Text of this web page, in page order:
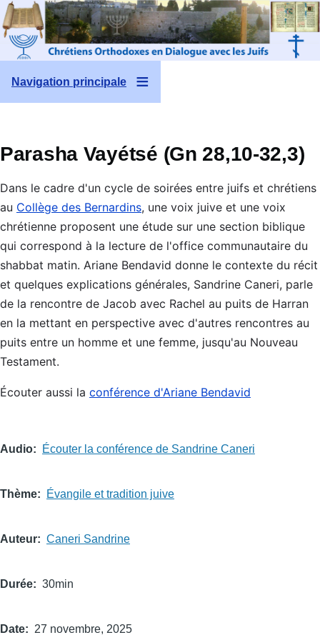
Aller au contenu principal
Navigation principale
Parasha Vayétsé (Gn 28,10-32,3)
Dans le cadre d'un cycle de soirées entre juifs et chrétiens
au Collège des Bernardins, une voix juive et une voix
chrétienne proposent une étude sur une section biblique
qui correspond à la lecture de l'office communautaire du
shabbat matin. Ariane Bendavid donne le contexte du récit
et quelques explications générales, Sandrine Caneri, parle
de la rencontre de Jacob avec Rachel au puits de Harran
en la mettant en perspective avec d'autres rencontres au
puits entre un homme et une femme, jusqu'au Nouveau
Testament.
Écouter aussi la conférence d'Ariane Bendavid
Audio Écouter la conférence de Sandrine Caneri
Thème Évangile et tradition juive
Auteur Caneri Sandrine
Durée 30min
Date 27 novembre, 2025